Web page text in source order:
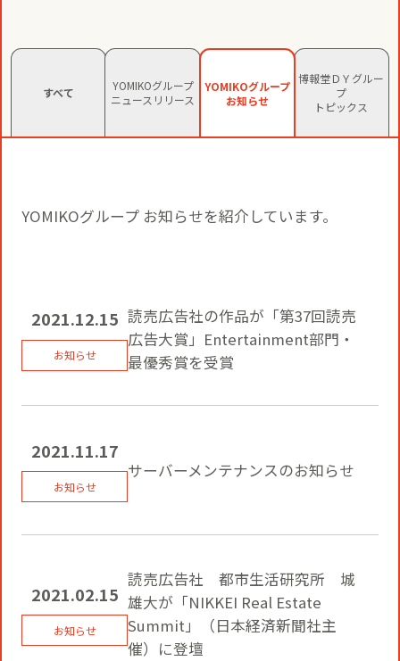
人
お知らせ
CIVIC PRIDE®コンサルティング
マーケティング
クリエイティブ
アクティベーション
メディアビジネス
PR
SUSTAINABILITY
トップメッセージ
方針
環境
社会
ガバナンス
COMPANY
社長メッセージ
当社の歩み
本社・支社アクセス
RECRUIT
通年採用
障がい者採用
すべて
YOMIKOグループ
ニュースリリース
YOMIKOグループ
お知らせ
博報堂ＤＹグルー
プ
トピックス
YOMIKOグループ お知らせを紹介しています。
2021.12.15 読売広告社の作品が「第37回読売
広告大賞」Entertainment部門・
最優秀賞を受賞
2021.11.17
サーバーメンテナンスのお知らせ
2021.02.15
読売広告社 都市生活研究所 城
雄大が「NIKKEI Real Estate
Summit」（日本経済新聞社主
催）に登壇